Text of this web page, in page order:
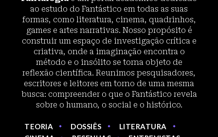
ao estudo do Fantástico em todas as suas
formas, como literatura, cinema, quadrinhos,
games e artes narrativas. Nosso propósito é
construir um espaço de investigação crítica e
criativa, onde a imaginação encontra o
método e o insólito se torna objeto de
reflexão científica. Reunimos pesquisadores,
escritores e leitores em torno de uma mesma
busca: compreender o que o Fantástico revela
sobre o humano, o social e o histórico.
TEORIA DOSSIÊS
LITERATURA